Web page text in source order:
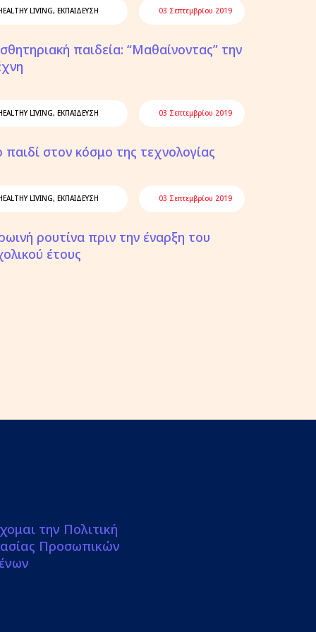
LIVING, ΕΚΠΑΙΔΕΥΣΗ 03 Σεπτεμβρίου 2019
παιδεία: “Μαθαίνοντας” την
LIVING, ΕΚΠΑΙΔΕΥΣΗ 03 Σεπτεμβρίου 2019
παιδί στον κόσμο της τεχνολογίας
LIVING, ΕΚΠΑΙΔΕΥΣΗ 03 Σεπτεμβρίου 2019
ρουτίνα πριν την έναρξη του
έτους
την Πολιτική
Προσωπικών